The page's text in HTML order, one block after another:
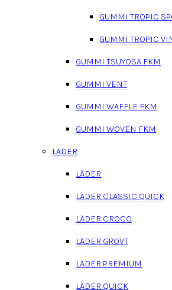
GUMMI TROPIC
GUMMI TROPIC
GUMMI TSUYOSA FKM
GUMMI VENT
GUMMI WAFFLE FKM
GUMMI WOVEN FKM
LÄDER
LÄDER
LÄDER CLASSIC QUICK
LÄDER CROCO
LÄDER GROVT
LÄDER PREMIUM
LÄDER QUICK